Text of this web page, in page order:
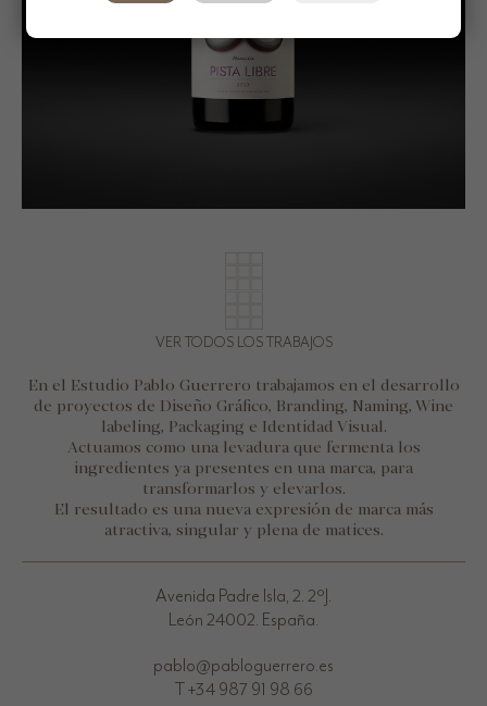
En el Estudio Pablo Guerrero trabajamos en el desarrollo
de proyectos de Diseño Gráfico, Branding, Naming, Wine
labeling, Packaging e Identidad Visual.
Actuamos como una levadura que fermenta los
ingredientes ya presentes en una marca, para
transformarlos y elevarlos.
El resultado es una nueva expresión de marca más
atractiva, singular y plena de matices.
VER TODOS LOS TRABAJOS
Avenida Padre Isla, 2. 2ºJ.
León 24002. España.
pablo@pabloguerrero.es
T +34 987 91 98 66